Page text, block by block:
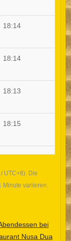
18:14
18:14
18:13
18:15
UTC+8). Die
variieren.
bei
Nusa Dua